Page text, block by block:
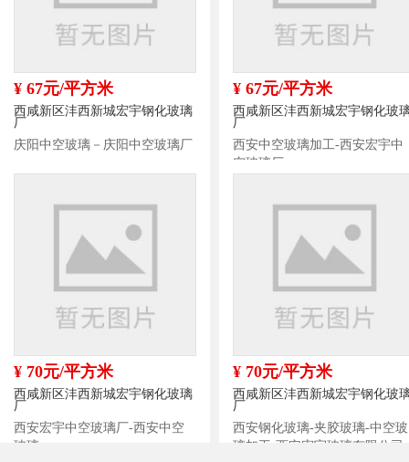
¥ 67元/平方米
西咸新区沣西新城宏宇钢化玻璃
厂
庆阳中空玻璃－庆阳中空玻璃厂
¥ 67元/平方米
西咸新区沣西新城宏宇钢化玻
厂
西安中空玻璃加工-西安宏宇中
空玻璃厂
¥ 70元/平方米
西咸新区沣西新城宏宇钢化玻璃
厂
西安宏宇中空玻璃厂-西安中空
玻璃
¥ 70元/平方米
西咸新区沣西新城宏宇钢化玻
厂
西安钢化玻璃-夹胶玻璃-中空玻
璃加工-西安宏宇玻璃有限公司